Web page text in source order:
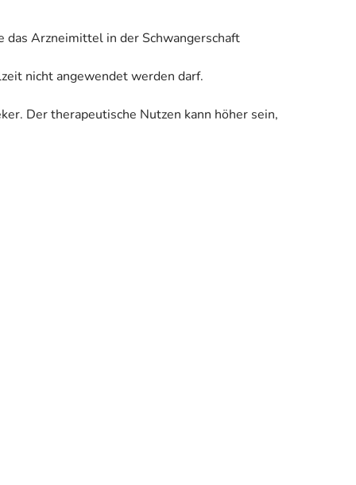
das Arzneimittel in der Schwangerschaft
nicht angewendet werden darf.
Der therapeutische Nutzen kann höher sein,